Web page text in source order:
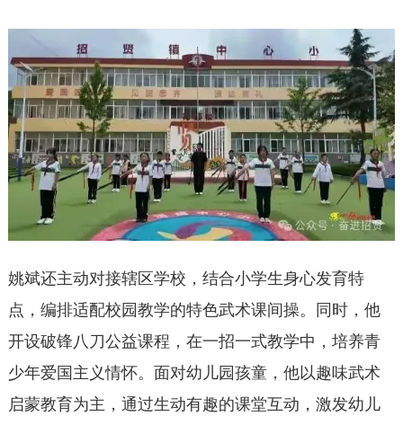
姚斌还主动对接辖区学校，结合小学生身心发育特
点，编排适配校园教学的特色武术课间操。同时，他
开设破锋八刀公益课程，在一招一式教学中，培养青
少年爱国主义情怀。面对幼儿园孩童，他以趣味武术
启蒙教育为主，通过生动有趣的课堂互动，激发幼儿